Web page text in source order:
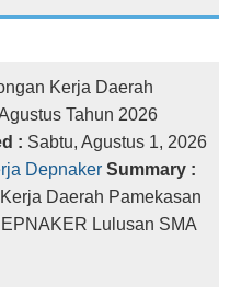
Kerja Daerah
Tahun 2026
: Sabtu, Agustus 1, 2026
Depnaker Summary :
Daerah Pamekasan
Lulusan SMA